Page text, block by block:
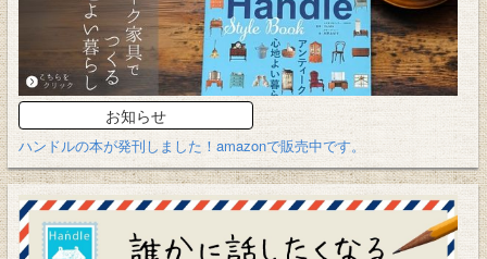
お知らせ
ハンドルの本が発刊しました！amazonで販売中です。